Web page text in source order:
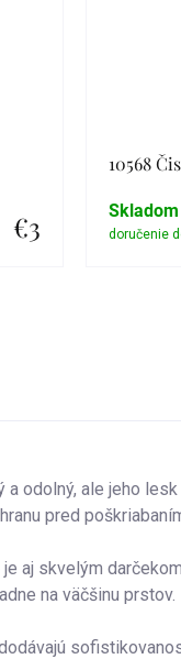
€3
10568
Skladom
odolný, ale jeho
pred
je aj skvelým
na väčšinu prstov.